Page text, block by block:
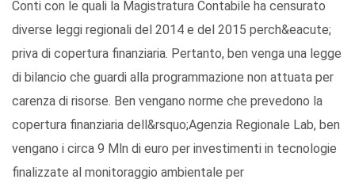
Conti con le quali la Magistratura Contabile ha censurato
diverse leggi regionali del 2014 e del 2015 perch&eacute;
priva di copertura finanziaria. Pertanto, ben venga una legge
di bilancio che guardi alla programmazione non attuata per
carenza di risorse. Ben vengano norme che prevedono la
copertura finanziaria dell&rsquo;Agenzia Regionale Lab, ben
vengano i circa 9 Mln di euro per investimenti in tecnologie
finalizzate al monitoraggio ambientale per